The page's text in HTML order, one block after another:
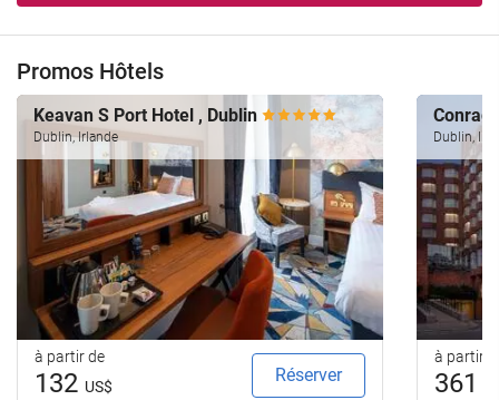
Promos Hôtels
Keavan S Port Hotel , Dublin
Dublin, Irlande
à partir de
132 US$
Réserver
Conrad
Dublin,
à partir
361